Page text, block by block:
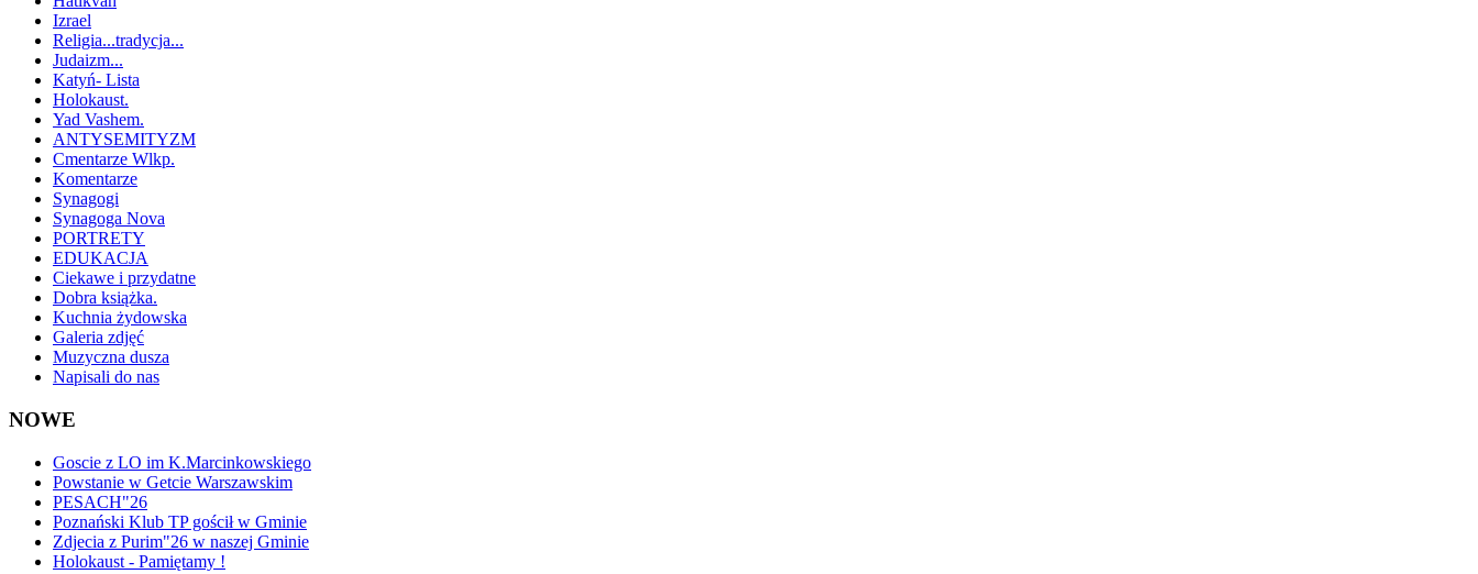
Izrael
Religia...tradycja...
Judaizm...
Katyń- Lista
Holokaust.
Yad Vashem.
ANTYSEMITYZM
Cmentarze Wlkp.
Komentarze
Synagogi
Synagoga Nova
PORTRETY
EDUKACJA
Ciekawe i przydatne
Dobra książka.
Kuchnia żydowska
Galeria zdjęć
Muzyczna dusza
Napisali do nas
NOWE
Goscie z LO im K.Marcinkowskiego
Powstanie w Getcie Warszawskim
PESACH"26
Poznański Klub TP gościł w Gminie
Zdjecia z Purim"26 w naszej Gminie
Holokaust - Pamiętamy !